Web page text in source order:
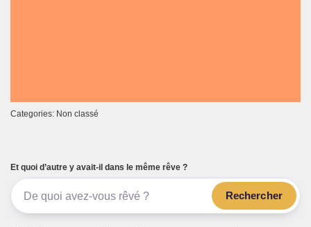
Categories: Non classé
Et quoi d’autre y avait-il dans le même rêve ?
Rechercher